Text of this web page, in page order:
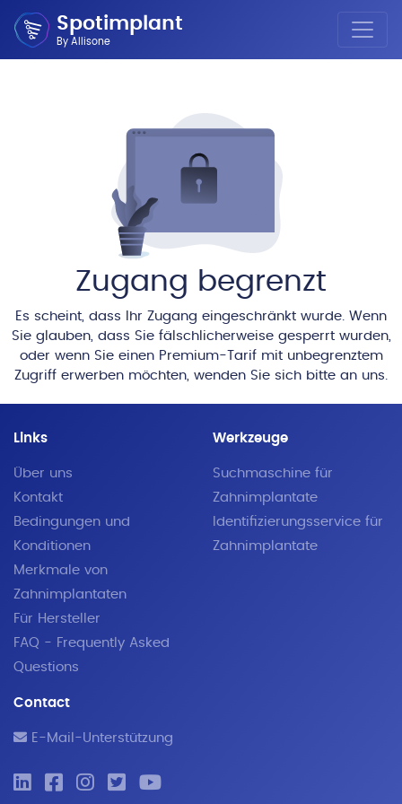
Spotimplant
By Allisone
Zugang begrenzt
Es scheint, dass Ihr Zugang eingeschränkt wurde. Wenn
Sie glauben, dass Sie fälschlicherweise gesperrt wurden,
oder wenn Sie einen Premium-Tarif mit unbegrenztem
Zugriff erwerben möchten, wenden Sie sich bitte an uns.
Links
Über uns
Kontakt
Bedingungen und
Konditionen
Merkmale von
Zahnimplantaten
Für Hersteller
FAQ - Frequently Asked
Questions
Werkzeuge
Suchmaschine für
Zahnimplantate
Identifizierungsservice für
Zahnimplantate
Contact
E-Mail-Unterstützung